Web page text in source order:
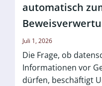
automatisch
Juli 1, 2026
Die Frage, ob
Informationen vor
dürfen, beschäftigt